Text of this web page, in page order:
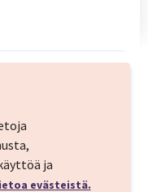
hotellissa
ja
evästeistä.